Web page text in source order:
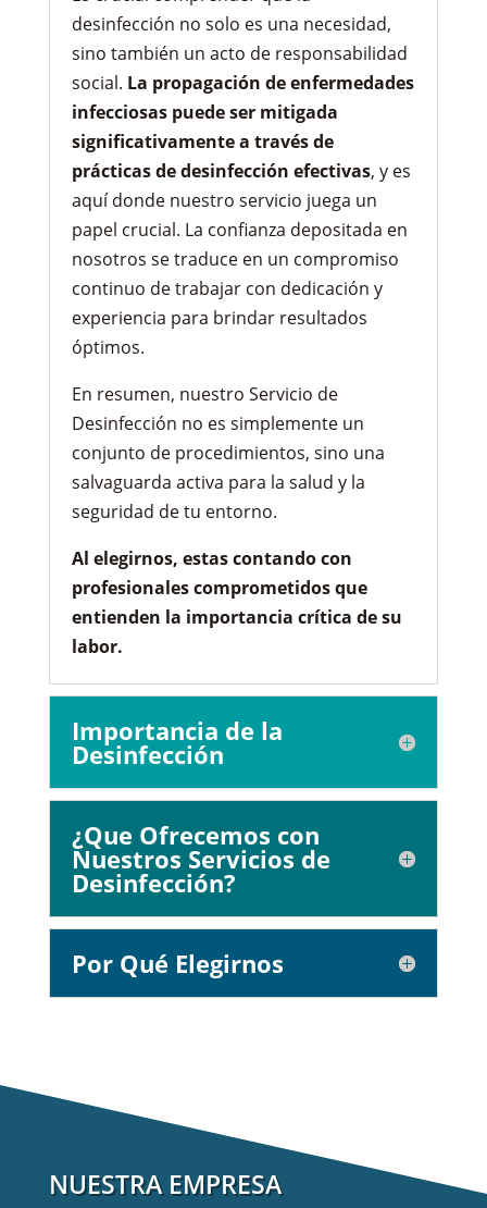
desinfección no solo es una necesidad,
sino también un acto de responsabilidad
social. La propagación de enfermedades
infecciosas puede ser mitigada
significativamente a través de
prácticas de desinfección efectivas, y es
aquí donde nuestro servicio juega un
papel crucial. La confianza depositada en
nosotros se traduce en un compromiso
continuo de trabajar con dedicación y
experiencia para brindar resultados
óptimos.
En resumen, nuestro Servicio de
Desinfección no es simplemente un
conjunto de procedimientos, sino una
salvaguarda activa para la salud y la
seguridad de tu entorno.
Al elegirnos, estas contando con
profesionales comprometidos que
entienden la importancia crítica de su
labor.
Importancia de la
Desinfección
¿Que Ofrecemos con
Nuestros Servicios de
Desinfección?
Por Qué Elegirnos
NUESTRA EMPRESA